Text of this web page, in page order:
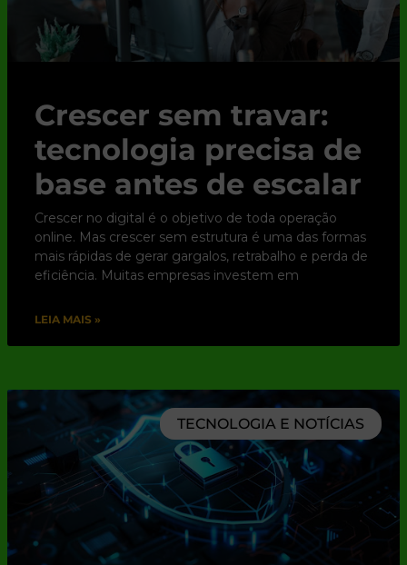
Crescer sem travar:
tecnologia precisa de
base antes de escalar
Crescer no digital é o objetivo de toda operação
online. Mas crescer sem estrutura é uma das formas
mais rápidas de gerar gargalos, retrabalho e perda de
eficiência. Muitas empresas investem em
LEIA MAIS »
TECNOLOGIA E NOTÍCIAS